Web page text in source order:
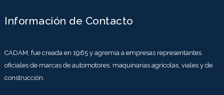
Información de Contacto
CADAM, fue creada en 1965 y agremia a empresas representantes
oficiales de marcas de automotores, maquinarias agrícolas, viales y de
construcción.